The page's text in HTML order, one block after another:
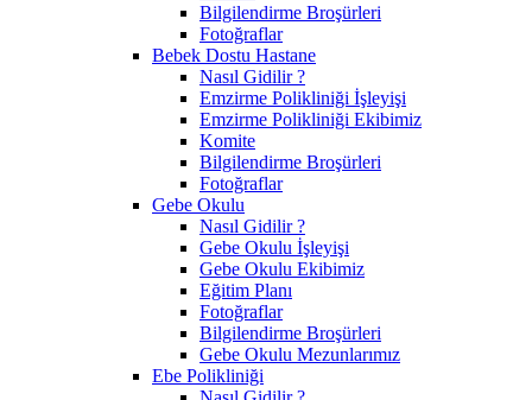
Bilgilendirme Broşürleri
Fotoğraflar
Bebek Dostu Hastane
Nasıl Gidilir ?
Emzirme Polikliniği İşleyişi
Emzirme Polikliniği Ekibimiz
Komite
Bilgilendirme Broşürleri
Fotoğraflar
Gebe Okulu
Nasıl Gidilir ?
Gebe Okulu İşleyişi
Gebe Okulu Ekibimiz
Eğitim Planı
Fotoğraflar
Bilgilendirme Broşürleri
Gebe Okulu Mezunlarımız
Ebe Polikliniği